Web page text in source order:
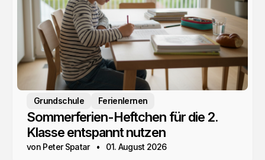
Grundschule Ferienlernen
Sommerferien-Heftchen für die 2.
Klasse entspannt nutzen
von Peter Spatar 01. August 2026